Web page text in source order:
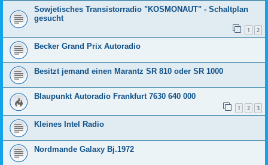
Sowjetisches Transistorradio "KOSMONAUT" - Schaltplan
gesucht
1 2
Becker Grand Prix Autoradio
Besitzt jemand einen Marantz SR 810 oder SR 1000
Blaupunkt Autoradio Frankfurt 7630 640 000
1 2 3
Kleines Intel Radio
Nordmande Galaxy Bj.1972